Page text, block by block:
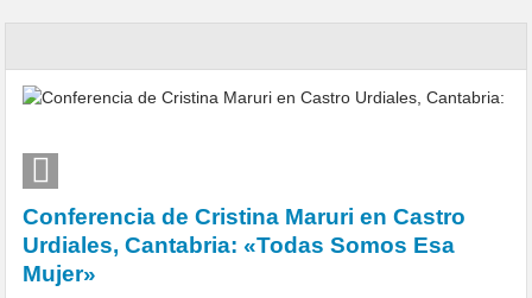
Conferencia de Cristina Maruri en Castro
Urdiales, Cantabria: «Todas Somos Esa
Mujer»